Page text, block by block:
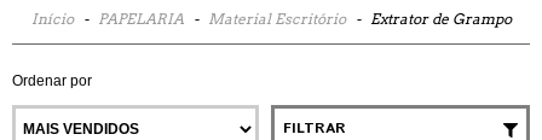
Início - PAPELARIA - Material Escritório - Extrator de Grampo
Ordenar por
FILTRAR